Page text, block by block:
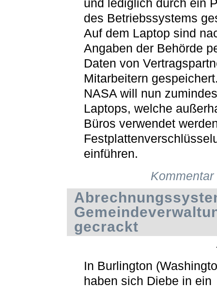
und lediglich durch ein
des Betriebssystems
Auf dem Laptop sind
Angaben der Behörde
Daten von
Mitarbeitern
NASA will nun
Laptops, welche
Büros verwendet
einführen.
gecrackt
In Burlington
haben sich Diebe in ein